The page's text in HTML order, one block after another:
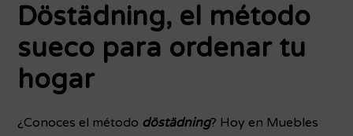
Döstädning, el método
sueco para ordenar tu
hogar
¿Conoces el método döstädning? Hoy en Muebles